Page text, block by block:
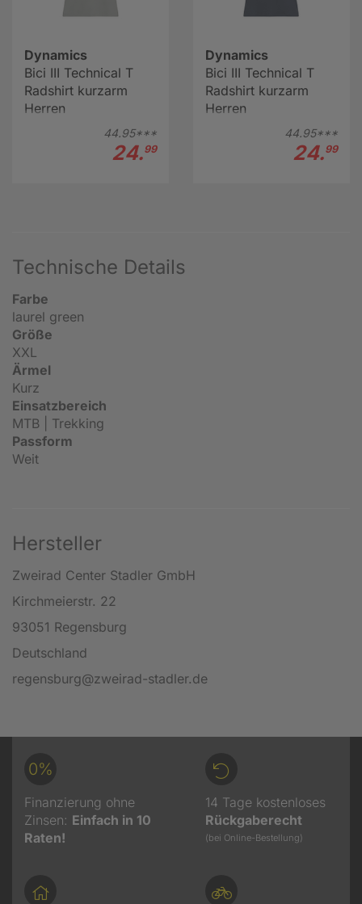
Dynamics
Bici III Technical T
Radshirt kurzarm
Herren
44.95***
24.99
Dynamics
Bici III Technical T
Radshirt kurzarm
Herren
44.95***
24.99
Technische Details
Farbe
laurel green
Größe
XXL
Ärmel
Kurz
Einsatzbereich
MTB | Trekking
Passform
Weit
Hersteller
Zweirad Center Stadler GmbH
Kirchmeierstr. 22
93051 Regensburg
Deutschland
regensburg@zweirad-stadler.de
0%
Finanzierung ohne
Zinsen: Einfach in 10
Raten!
14 Tage kostenloses
Rückgaberecht
(bei Online-Bestellung)